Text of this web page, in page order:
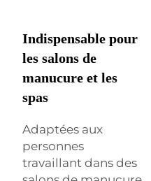
Indispensable pour
les salons de
manucure et les
spas
Adaptées aux
personnes
travaillant dans des